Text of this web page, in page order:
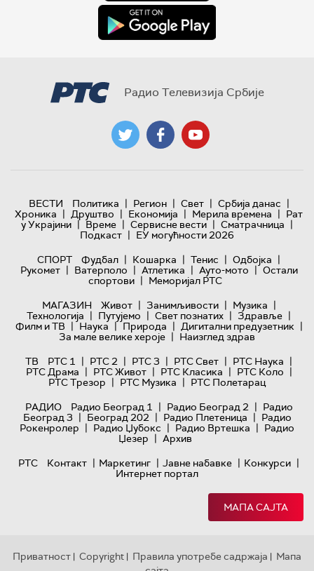
Радио Телевизија Србије
ВЕСТИ Политика | Регион | Свет | Србија данас |
Хроника | Друштво | Економија | Мерила времена | Рат
у Украјини | Време | Сервисне вести | Сматрачница |
Подкаст | ЕУ могућности 2026
СПОРТ
Фудбал | Кошарка | Тенис | Одбојка |
Рукомет | Ватерполо | Атлетика | Ауто-мото | Остали
спортови | Меморијал РТС
МАГАЗИН
Живот | Занимљивости | Музика |
Технологијa | Путујемо | Свет познатих | Здравље |
Филм и ТВ | Наука | Природа | Дигитални предузетник |
За мале велике хероје | Наизглед здрав
ТВ
РТС 1 | РТС 2 | РТС 3 | РТС Свет | РТС Наука |
РТС Драма | РТС Живот | РТС Класика | РТС Коло |
РТС Трезор | РТС Музика | РТС Полетарац
РАДИО
Радио Београд 1 | Радио Београд 2 | Радио
Београд 3 | Београд 202 | Радио Плетеница | Радио
Рокенролер | Радио Џубокс | Радио Вртешка | Радио
Џезер | Архив
РТС
Контакт | Маркетинг | Јавне набавке | Конкурси |
Интернет портал
МАПА САЈТА
Приватност | Copyright | Правила употребе садржаја | Мапа